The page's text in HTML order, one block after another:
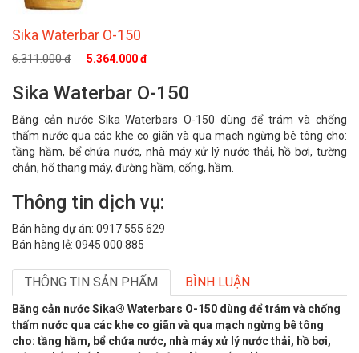
Sika Waterbar O-150
6.311.000 đ 5.364.000 đ
Sika Waterbar O-150
Băng cản nước Sika Waterbars O-150 dùng để trám và chống
thấm nước qua các khe co giãn và qua mạch ngừng bê tông cho:
tầng hầm, bể chứa nước, nhà máy xử lý nước thải, hồ bơi, tường
chắn, hố thang máy, đường hầm, cống, hầm.
Thông tin dịch vụ:
Bán hàng dự án: 0917 555 629
Bán hàng lẻ: 0945 000 885
THÔNG TIN SẢN PHẨM BÌNH LUẬN
Băng cản nước Sika® Waterbars O-150 dùng để trám và chống
thấm nước qua các khe co giãn và qua mạch ngừng bê tông
cho: tầng hầm, bể chứa nước, nhà máy xử lý nước thải, hồ bơi,